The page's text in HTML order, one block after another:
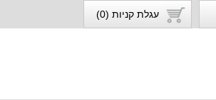
עגלת קניות (0)